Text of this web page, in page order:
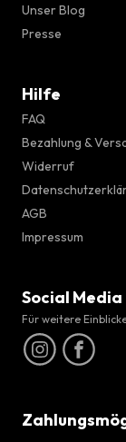
Unser Blog
Presse
Hilfe
FAQ
Bezahlung &
Widerruf
AGB
Impressum
Social Media
Für weitere